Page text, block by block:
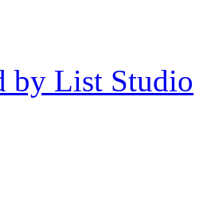
by List Studio